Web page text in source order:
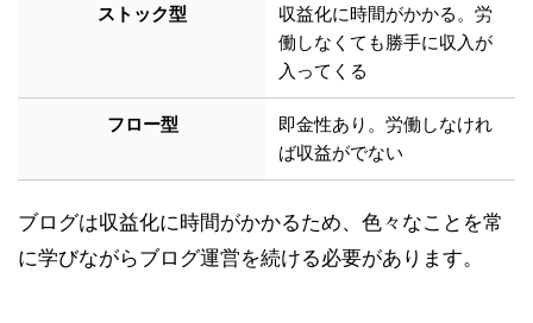
ストック型
収益化に時間がかかる。労
働しなくても勝手に収入が
入ってくる
フロー型
即金性あり。労働しなけれ
ば収益がでない
ブログは収益化に時間がかかるため、色々なことを常
に学びながらブログ運営を続ける必要があります。